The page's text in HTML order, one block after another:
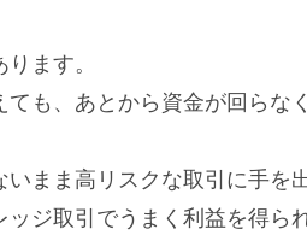
ます。
も、あとから資金が回らな
まま高リスクな取引に手を
ジ取引でうまく利益を得られ